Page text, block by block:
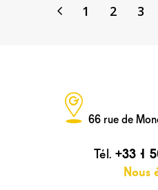
1 2 3
66 rue de
Tél. +33 1
Nous